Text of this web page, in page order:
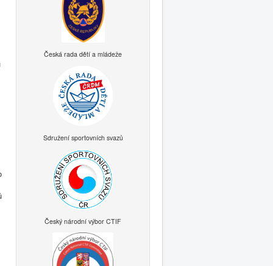
Česká rada dětí a mládeže
Sdružení sportovních svazů
Český národní výbor CTIF